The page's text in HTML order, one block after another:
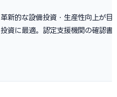
革新的な設備投資・生産性向上が目
投資に最適。認定支援機関の確認書